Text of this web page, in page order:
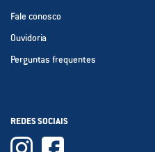
Fale conosco
Ouvidoria
Perguntas frequentes
REDES SOCIAIS